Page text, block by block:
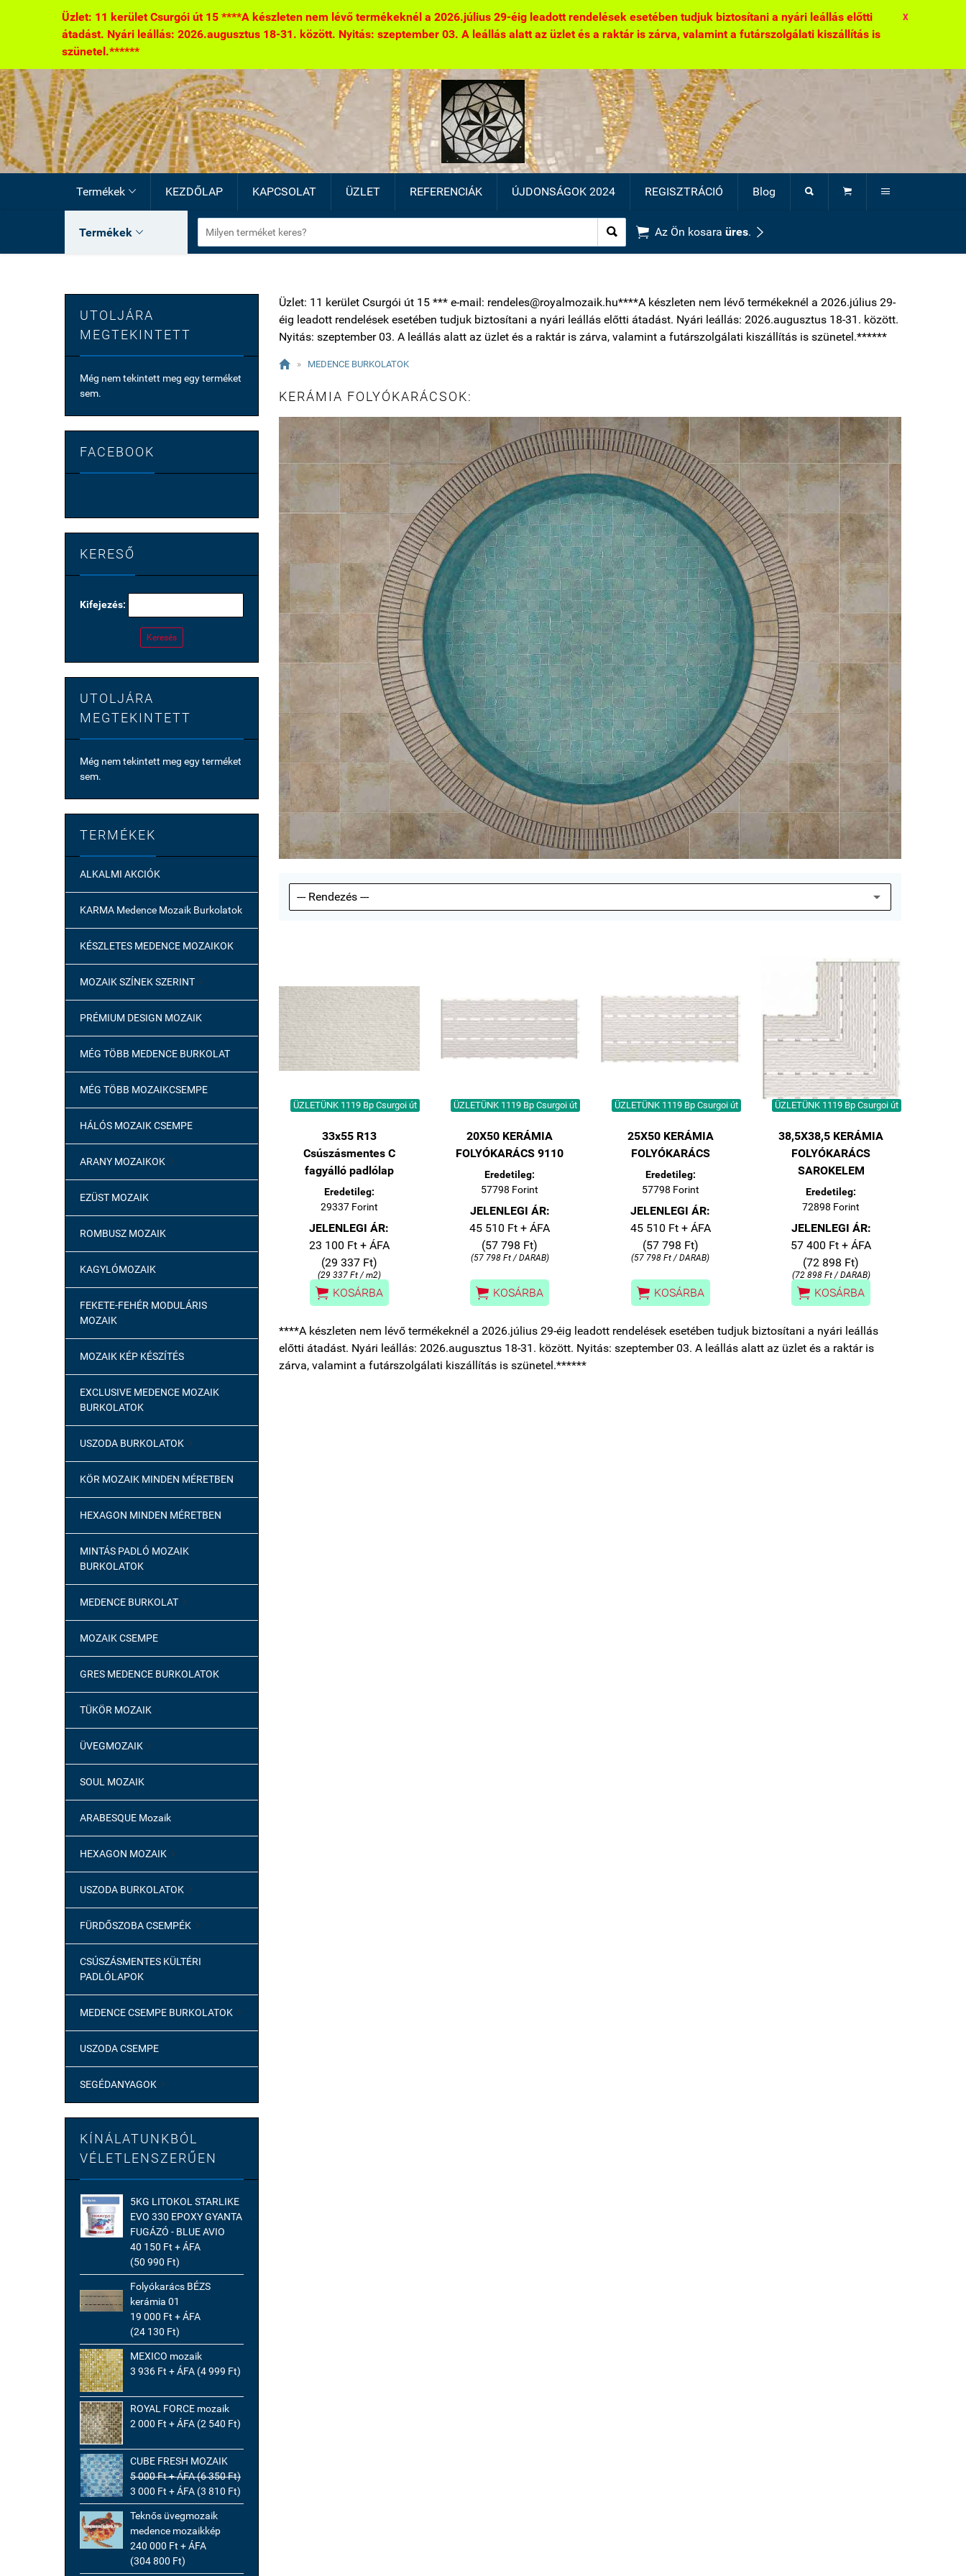
Üzlet: 11 kerület Csurgói út 15 ****A készleten nem lévő termékeknél a 2026.július 29-éig leadott rendelések esetében tudjuk biztosítani a nyári leállás előtti
átadást. Nyári leállás: 2026.augusztus 18-31. között. Nyitás: szeptember 03. A leállás alatt az üzlet és a raktár is zárva, valamint a futárszolgálati kiszállítás is
szünetel.******
X
Termékek  KEZDŐLAP KAPCSOLAT ÜZLET REFERENCIÁK ÚJDONSÁGOK 2024 REGISZTRÁCIÓ Blog   
Termékek    Az Ön kosara üres. 
UTOLJÁRA
MEGTEKINTETT
Még nem tekintett meg egy terméket
sem.
FACEBOOK
KERESŐ
Kifejezés:
Keresés
UTOLJÁRA
MEGTEKINTETT
Még nem tekintett meg egy terméket
sem.
TERMÉKEK
ALKALMI AKCIÓK
KARMA Medence Mozaik Burkolatok
KÉSZLETES MEDENCE MOZAIKOK
MOZAIK SZÍNEK SZERINT 
PRÉMIUM DESIGN MOZAIK
MÉG TÖBB MEDENCE BURKOLAT
MÉG TÖBB MOZAIKCSEMPE
HÁLÓS MOZAIK CSEMPE
ARANY MOZAIKOK 
EZÜST MOZAIK
ROMBUSZ MOZAIK
KAGYLÓMOZAIK
FEKETE-FEHÉR MODULÁRIS
MOZAIK
MOZAIK KÉP KÉSZÍTÉS
EXCLUSIVE MEDENCE MOZAIK
BURKOLATOK
USZODA BURKOLATOK 
KÖR MOZAIK MINDEN MÉRETBEN
HEXAGON MINDEN MÉRETBEN
MINTÁS PADLÓ MOZAIK
BURKOLATOK
MEDENCE BURKOLAT 
MOZAIK CSEMPE
GRES MEDENCE BURKOLATOK
TÜKÖR MOZAIK
ÜVEGMOZAIK 
SOUL MOZAIK
ARABESQUE Mozaik
HEXAGON MOZAIK 
USZODA BURKOLATOK 
FÜRDŐSZOBA CSEMPÉK 
CSÚSZÁSMENTES KÜLTÉRI
PADLÓLAPOK
MEDENCE CSEMPE BURKOLATOK 
USZODA CSEMPE
SEGÉDANYAGOK 
KÍNÁLATUNKBÓL
VÉLETLENSZERŰEN
5KG LITOKOL STARLIKE
EVO 330 EPOXY GYANTA
FUGÁZÓ - BLUE AVIO
40 150 Ft + ÁFA
(50 990 Ft)
Folyókarács BÉZS
kerámia 01
19 000 Ft + ÁFA
(24 130 Ft)
MEXICO mozaik
3 936 Ft + ÁFA (4 999 Ft)
ROYAL FORCE mozaik
2 000 Ft + ÁFA (2 540 Ft)
CUBE FRESH MOZAIK
5 000 Ft + ÁFA (6 350 Ft)
3 000 Ft + ÁFA (3 810 Ft)
Teknős üvegmozaik
medence mozaikkép
240 000 Ft + ÁFA
(304 800 Ft)
Üzlet: 11 kerület Csurgói út 15 *** e-mail: rendeles@royalmozaik.hu****A készleten nem lévő termékeknél a 2026.július 29-
éig leadott rendelések esetében tudjuk biztosítani a nyári leállás előtti átadást. Nyári leállás: 2026.augusztus 18-31. között.
Nyitás: szeptember 03. A leállás alatt az üzlet és a raktár is zárva, valamint a futárszolgálati kiszállítás is szünetel.******
 » MEDENCE BURKOLATOK
KERÁMIA FOLYÓKARÁCSOK:
ÜZLETÜNK 1119 Bp Csurgoi út
33x55 R13
Csúszásmentes C
fagyálló padlólap
Eredetileg:
29337 Forint
JELENLEGI ÁR:
23 100 Ft + ÁFA
(29 337 Ft)
(29 337 Ft / m2)
 KOSÁRBA
ÜZLETÜNK 1119 Bp Csurgoi út
20X50 KERÁMIA
FOLYÓKARÁCS 9110
Eredetileg:
57798 Forint
JELENLEGI ÁR:
45 510 Ft + ÁFA
(57 798 Ft)
(57 798 Ft / DARAB)
 KOSÁRBA
ÜZLETÜNK 1119 Bp Csurgoi út
25X50 KERÁMIA
FOLYÓKARÁCS
Eredetileg:
57798 Forint
JELENLEGI ÁR:
45 510 Ft + ÁFA
(57 798 Ft)
(57 798 Ft / DARAB)
 KOSÁRBA
ÜZLETÜNK 1119 Bp Csurgoi út
38,5X38,5 KERÁMIA
FOLYÓKARÁCS
SAROKELEM
Eredetileg:
72898 Forint
JELENLEGI ÁR:
57 400 Ft + ÁFA
(72 898 Ft)
(72 898 Ft / DARAB)
 KOSÁRBA
****A készleten nem lévő termékeknél a 2026.július 29-éig leadott rendelések esetében tudjuk biztosítani a nyári leállás
előtti átadást. Nyári leállás: 2026.augusztus 18-31. között. Nyitás: szeptember 03. A leállás alatt az üzlet és a raktár is
zárva, valamint a futárszolgálati kiszállítás is szünetel.******